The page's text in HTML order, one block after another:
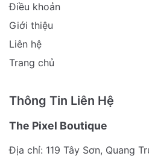
Điều khoản
Giới thiệu
Liên hệ
Trang chủ
Thông Tin Liên Hệ
The Pixel Boutique
Địa chỉ: 119 Tây Sơn, Quang